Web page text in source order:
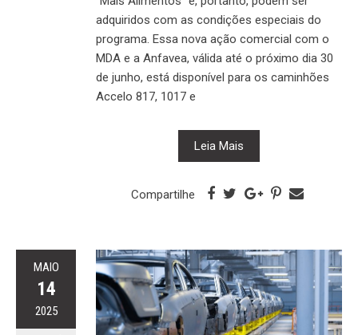
adquiridos com as condições especiais do
programa. Essa nova ação comercial com o
MDA e a Anfavea, válida até o próximo dia 30
de junho, está disponível para os caminhões
Accelo 817, 1017 e
Leia Mais
Compartilhe
MAIO
14
2025